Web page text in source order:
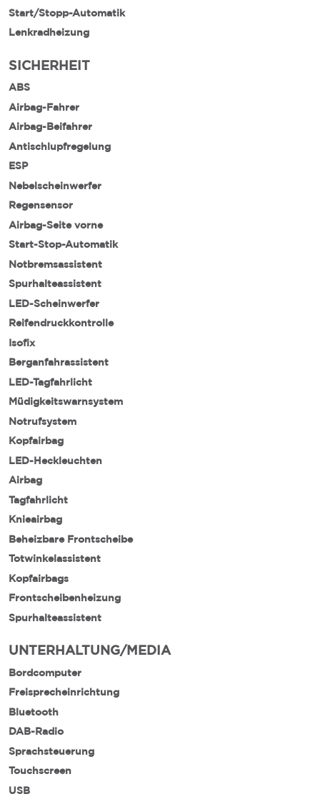
Start/Stopp-Automatik
Lenkradheizung
SICHERHEIT
ABS
Airbag-Fahrer
Airbag-Beifahrer
Antischlupfregelung
ESP
Nebelscheinwerfer
Regensensor
Airbag-Seite vorne
Start-Stop-Automatik
Notbremsassistent
Spurhalteassistent
LED-Scheinwerfer
Reifendruckkontrolle
Isofix
Berganfahrassistent
LED-Tagfahrlicht
Müdigkeitswarnsystem
Notrufsystem
Kopfairbag
LED-Heckleuchten
Airbag
Tagfahrlicht
Knieairbag
Beheizbare Frontscheibe
Totwinkelassistent
Kopfairbags
Frontscheibenheizung
Spurhalteassistent
UNTERHALTUNG/MEDIA
Bordcomputer
Freisprecheinrichtung
Bluetooth
DAB-Radio
Sprachsteuerung
Touchscreen
USB